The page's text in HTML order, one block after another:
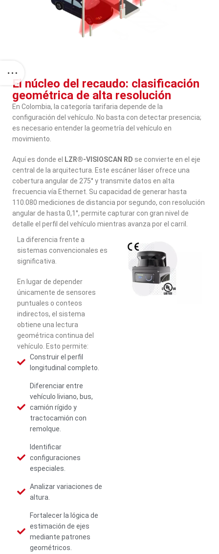
El núcleo del recaudo: clasificación
geométrica de alta resolución
En Colombia, la categoría tarifaria depende de la
configuración del vehículo. No basta con detectar presencia;
es necesario entender la geometría del vehículo en
movimiento.
Aquí es donde el LZR®-VISIOSCAN RD se convierte en el eje
central de la arquitectura. Este escáner láser ofrece una
cobertura angular de 275° y transmite datos en alta
frecuencia vía Ethernet. Su capacidad de generar hasta
110.080 mediciones de distancia por segundo, con resolución
angular de hasta 0,1°, permite capturar con gran nivel de
detalle el perfil del vehículo mientras avanza por el carril.
La diferencia frente a
sistemas convencionales es
significativa.
En lugar de depender
únicamente de sensores
puntuales o conteos
indirectos, el sistema
obtiene una lectura
geométrica continua del
vehículo. Esto permite:
Construir el perfil
longitudinal completo.
Diferenciar entre
vehículo liviano, bus,
camión rígido y
tractocamión con
remolque.
Identificar
configuraciones
especiales.
Analizar variaciones de
altura.
Fortalecer la lógica de
estimación de ejes
mediante patrones
geométricos.